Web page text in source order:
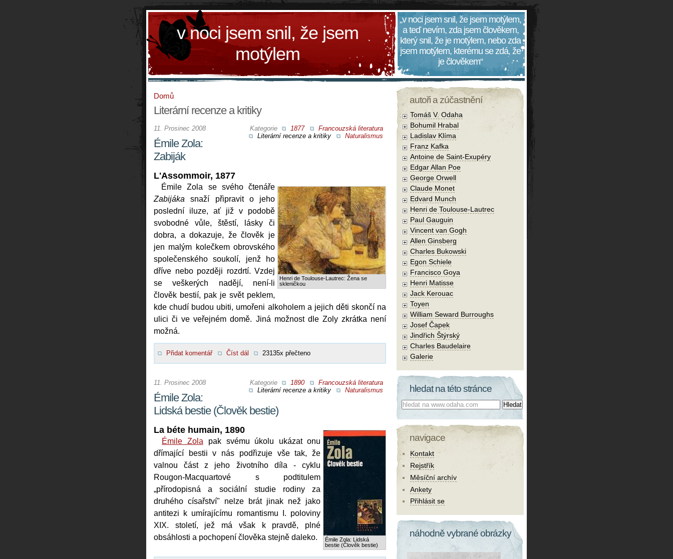
v noci jsem snil, že jsem
motýlem
„v noci jsem snil, že jsem motýlem,
a teď nevím, zda jsem člověkem,
který snil, že je motýlem, nebo zda
jsem motýlem, kterému se zdá, že
je člověkem“
Domů
Literární recenze a kritiky
Kategorie 1877
Francouzská literatura
Literární recenze a kritiky
Naturalismus
11. Prosinec 2008
Émile Zola:
Zabiják
L'Assommoir, 1877
Henri de Toulouse-Lautrec: Žena se
skleničkou
Émile Zola se svého čtenáře
Zabijáka snaží připravit o jeho
poslední iluze, ať již v podobě
svobodné vůle, štěstí, lásky či
dobra, a dokazuje, že člověk je
jen malým kolečkem obrovského
společenského soukolí, jenž ho
dříve nebo později rozdrtí. Vzdej
se veškerých nadějí, není-li
člověk bestií, pak je svět peklem,
kde chudí budou ubiti, umořeni alkoholem a jejich děti skončí na
ulici či ve veřejném domě. Jiná možnost dle Zoly zkrátka není
možná.
Přidat komentář Číst dál 23135x přečteno
Kategorie 1890
Francouzská literatura
Literární recenze a kritiky
Naturalismus
11. Prosinec 2008
Émile Zola:
Lidská bestie (Člověk bestie)
Émile Zola: Lidská
bestie (Člověk bestie)
La béte humain, 1890
Émile Zola pak svému úkolu ukázat onu
dřímající bestii v nás podřizuje vše tak, že
valnou část z jeho životního díla - cyklu
Rougon-Macquartové s podtitulem
„přírodopisná a sociální studie rodiny za
druhého císařství" nelze brát jinak než jako
antitezi k umírajícímu romantismu I. poloviny
XIX. století, jež má však k pravdě, plné
obsáhlosti a pochopení člověka stejně daleko.
autoři a zúčastnění
Tomáš V. Odaha
Bohumil Hrabal
Ladislav Klíma
Franz Kafka
Antoine de Saint-Exupéry
Edgar Allan Poe
George Orwell
Claude Monet
Edvard Munch
Henri de Toulouse-Lautrec
Paul Gauguin
Vincent van Gogh
Allen Ginsberg
Charles Bukowski
Egon Schiele
Francisco Goya
Henri Matisse
Jack Kerouac
Toyen
William Seward Burroughs
Josef Čapek
Jindřich Štýrský
Charles Baudelaire
Galerie
hledat na této stránce
Co hledat:
navigace
Kontakt
Rejstřík
Měsíční archív
Ankety
Přihlásit se
náhodně vybrané obrázky